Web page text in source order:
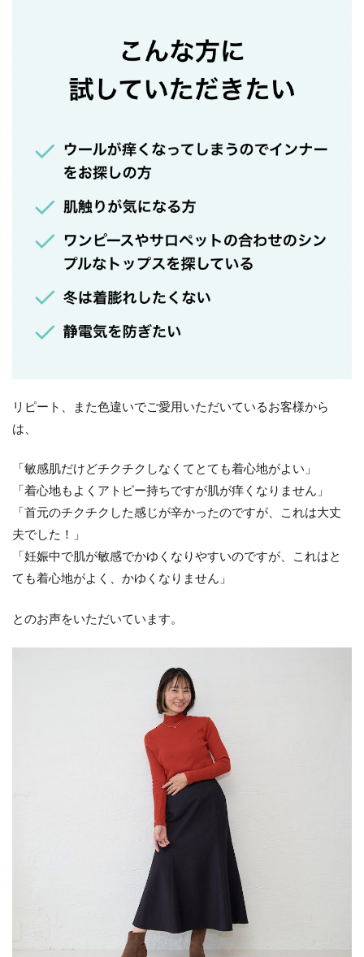
リピート、また色違いでご愛用いただいているお客様から
は、
「敏感肌だけどチクチクしなくてとても着心地がよい」
「着心地もよくアトピー持ちですが肌が痒くなりません」
「首元のチクチクした感じが辛かったのですが、これは大丈
夫でした！」
「妊娠中で肌が敏感でかゆくなりやすいのですが、これはと
ても着心地がよく、かゆくなりません」
とのお声をいただいています。